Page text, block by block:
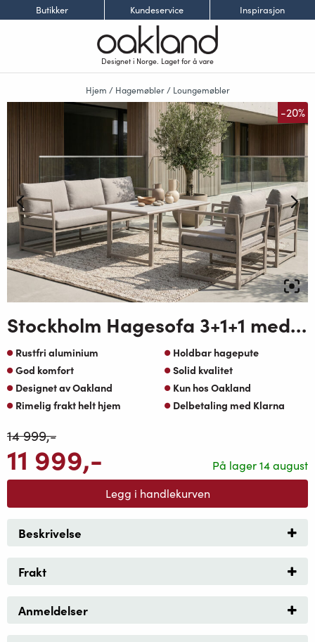
Butikker Kundeservice Inspirasjon
Designet i Norge. Laget for å vare
Hjem / Hagemøbler/ Loungemøbler
-20%
Stockholm Hagesofa 3+1+1 med bord Muskat aluminium og Mørk Natur puter
Rustfri aluminium
Holdbar hagepute
God komfort
Solid kvalitet
Designet av Oakland
Kun hos Oakland
Rimelig frakt helt hjem
Delbetaling med Klarna
På lager 14 august
14 999,-
11 999,-
Legg i handlekurven
Beskrivelse
Frakt
Anmeldelser